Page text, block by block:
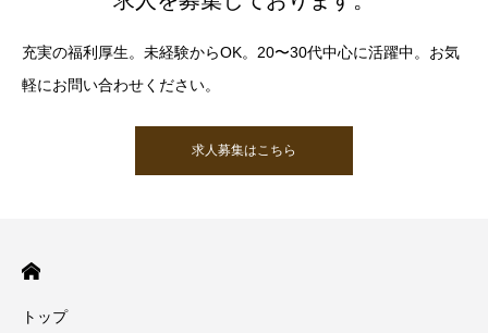
充実の福利厚生。未経験からOK。20〜30代中心に活躍中。お気
軽にお問い合わせください。
求人募集はこちら
トップ